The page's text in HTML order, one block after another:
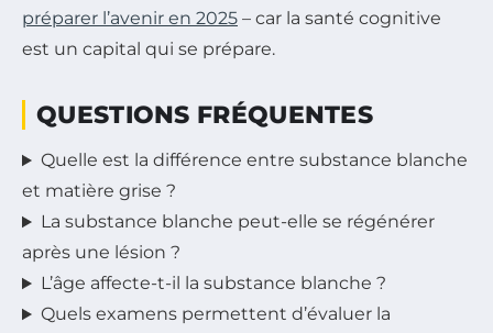
préparer l’avenir en 2025 – car la santé cognitive
est un capital qui se prépare.
QUESTIONS FRÉQUENTES
Quelle est la différence entre substance blanche
et matière grise ?
La substance blanche peut-elle se régénérer
après une lésion ?
L’âge affecte-t-il la substance blanche ?
Quels examens permettent d’évaluer la